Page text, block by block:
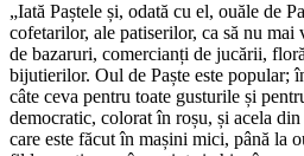
„Iată Paștele și, odată cu el, ouăle de
cofetarilor, ale patiserilor, ca să nu mai
de bazaruri, comercianți de jucării,
bijutierilor. Oul de Paște este popular;
câte ceva pentru toate gusturile și
democratic, colorat în roșu, și acela
care este făcut în mașini mici, până la